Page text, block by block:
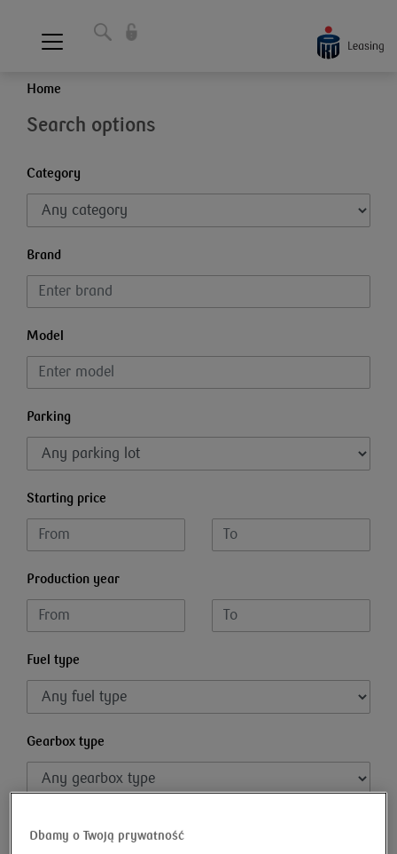
Home
Search options
Category
Brand
Model
Parking
Starting price
Production year
Fuel type
Gearbox type
Omnibus
Dbamy o Twoją prywatność